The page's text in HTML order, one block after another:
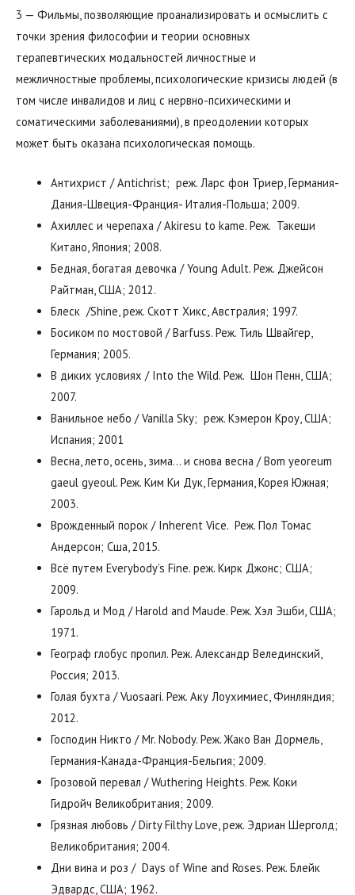
3 — Фильмы, позволяющие проанализировать и осмыслить с
точки зрения философии и теории основных
терапевтических модальностей личностные и
межличностные проблемы, психологические кризисы людей (в
том числе инвалидов и лиц с нервно-психическими и
соматическими заболеваниями), в преодолении которых
может быть оказана психологическая помощь.
Антихрист / Antichrist; реж. Ларс фон Триер, Германия-
Дания-Швеция-Франция- Италия-Польша; 2009.
Ахиллес и черепаха / Akiresu to kame. Реж. Такеши
Китано, Япония; 2008.
Бедная, богатая девочка / Young Adult. Реж. Джейсон
Райтман, США; 2012.
Блеск /Shine, реж. Скотт Хикс, Австралия; 1997.
Босиком по мостовой / Barfuss. Реж. Тиль Швайгер,
Германия; 2005.
В диких условиях / Into the Wild. Реж. Шон Пенн, США;
2007.
Ванильное небо / Vanilla Sky; реж. Кэмерон Кроу, США;
Испания; 2001
Весна, лето, осень, зима… и снова весна / Bom yeoreum
gaeul gyeoul. Реж. Ким Ки Дук, Германия, Корея Южная;
2003.
Врожденный порок / Inherent Vice. Реж. Пол Томас
Андерсон; Сша, 2015.
Всё путем Everybody’s Fine. реж. Кирк Джонс; США;
2009.
Гарольд и Мод / Harold and Maude. Реж. Хэл Эшби, США;
1971.
Географ глобус пропил. Реж. Александр Велединский,
Россия; 2013.
Голая бухта / Vuosaari. Реж. Аку Лоухимиес, Финляндия;
2012.
Господин Никто / Mr. Nobody. Реж. Жако Ван Дормель,
Германия-Канада-Франция-Бельгия; 2009.
Грозовой перевал / Wuthering Heights. Реж. Коки
Гидройч Великобритания; 2009.
Грязная любовь / Dirty Filthy Love, реж. Эдриан Шерголд;
Великобритания; 2004.
Дни вина и роз / Days of Wine and Roses. Реж. Блейк
Эдвардс, США; 1962.